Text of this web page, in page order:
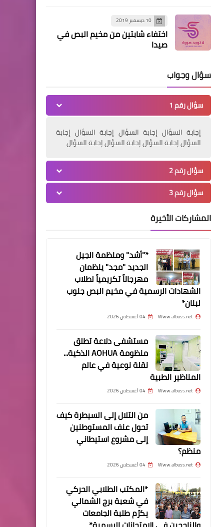
مقالات
الشاعر النقيب جان قسيس نجم
الشعر للمرأة والأبدية
أخبار المخيمات
"الجهاد" تستقبل منظمة
"أطباء بلا حدود" في
"الرشيدية"
أخبار فلسطين
المجلس العلمي ينظم
محاضرتين دينيتين للأيتام
المكفولين لدى دار البر وأولياء
أمورهم
مقالات
جبهة التحرير الفلسطينية
ذكرى النكبة هي ذكرى أليمة
الفلسطيني وأمتنا العربية
أخبار المخيمات
خلية الأزمة تزور مخيم برج
الشمالي ..
10 ديسمبر 2019
اختفاء شابتين من مخيم البص في
صيدا
سؤال وجواب
سؤال رقم 1
إجابة السؤال إجابة السؤال إجابة السؤال إجابة
السؤال إجابة السؤال إجابة السؤال إجابة السؤال
سؤال رقم 2
سؤال رقم 3
المشاركات الأخيرة
*"أشد" ومنظمة الجيل
الجديد "مجد" ينظمان
مهرجاناً تكريمياً لطلاب
الشهادات الرسمية في مخيم البص جنوب
لبنان*
Www.albuss.net 04 أغسطس 2026
مستشفى دلاعة تطلق
منظومة AOHUA الذكية...
نقلة نوعية في عالم
المناظير الطبية
Www.albuss.net 04 أغسطس 2026
من التلال إلى السيطرة كيف
تحول عنف المستوطنين
إلى مشروع استيطاني
منظم؟
Www.albuss.net 04 أغسطس 2026
*المكتب الطلابي الحركي
في شعبة برج الشمالي
يكرّم طلبة الجامعات